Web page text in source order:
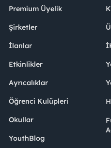
Premium Üyelik
Şirketler
İlanlar
Etkinlikler
Ayrıcalıklar
Öğrenci Kulüpleri
Okullar
YouthBlog